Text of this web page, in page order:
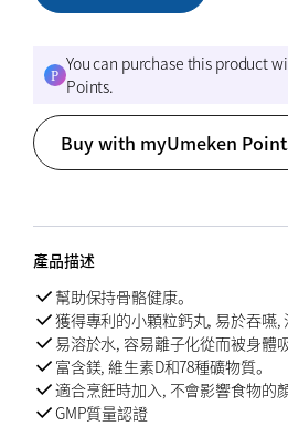
You can purchase this product
Points.
Buy with myUmeken
產品描述
幫助保持骨骼健康。
獲得專利的小顆粒鈣丸, 易於吞嚥,
易溶於水, 容易離子化從而被身體吸
富含鎂, 維生素D和78種礦物質。
適合烹飪時加入, 不會影響食物的
GMP質量認證